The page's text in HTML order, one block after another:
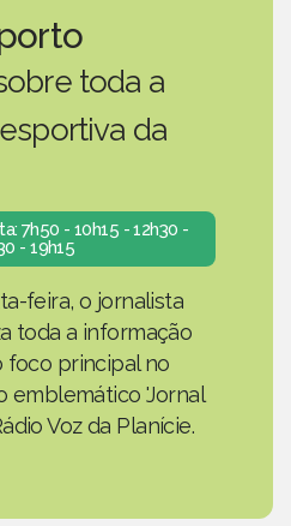
toda a
da
7h50 - 10h15 - 12h30 -
- 19h15
feira, o jornalista
toda a informação
foco principal no
emblemático 'Jornal
Voz da Planície.